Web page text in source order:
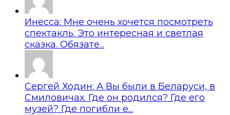
Инесса: Мне очень хочется посмотреть
спектакль. Это интересная и светлая
сказка. Обязате...
Сергей Ходин: А Вы были в Беларуси, в
Смиловичах. Где он родился? Где его
музей? Где погибли е...